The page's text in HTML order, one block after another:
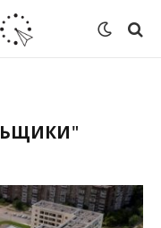
"